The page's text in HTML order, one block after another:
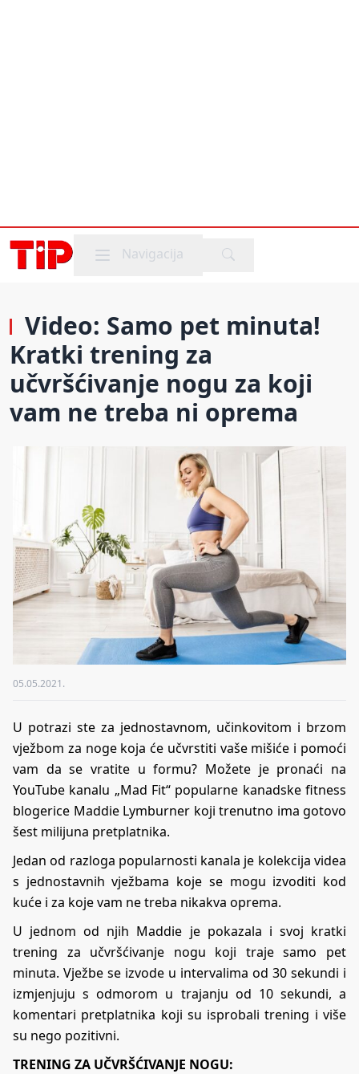
Mobile menu
Navigacija
Video: Samo pet minuta!
Kratki trening za
učvršćivanje nogu za koji
vam ne treba ni oprema
05.05.2021.
U potrazi ste za jednostavnom, učinkovitom i brzom
vježbom za noge koja će učvrstiti vaše mišiće i pomoći
vam da se vratite u formu? Možete je pronaći na
YouTube kanalu „Mad Fit“ popularne kanadske fitness
blogerice Maddie Lymburner koji trenutno ima gotovo
šest milijuna pretplatnika.
Jedan od razloga popularnosti kanala je kolekcija videa
s jednostavnih vježbama koje se mogu izvoditi kod
kuće i za koje vam ne treba nikakva oprema.
U jednom od njih Maddie je pokazala i svoj kratki
trening za učvršćivanje nogu koji traje samo pet
minuta. Vježbe se izvode u intervalima od 30 sekundi i
izmjenjuju s odmorom u trajanju od 10 sekundi, a
komentari pretplatnika koji su isprobali trening i više
su nego pozitivni.
TRENING ZA UČVRŠĆIVANJE NOGU: